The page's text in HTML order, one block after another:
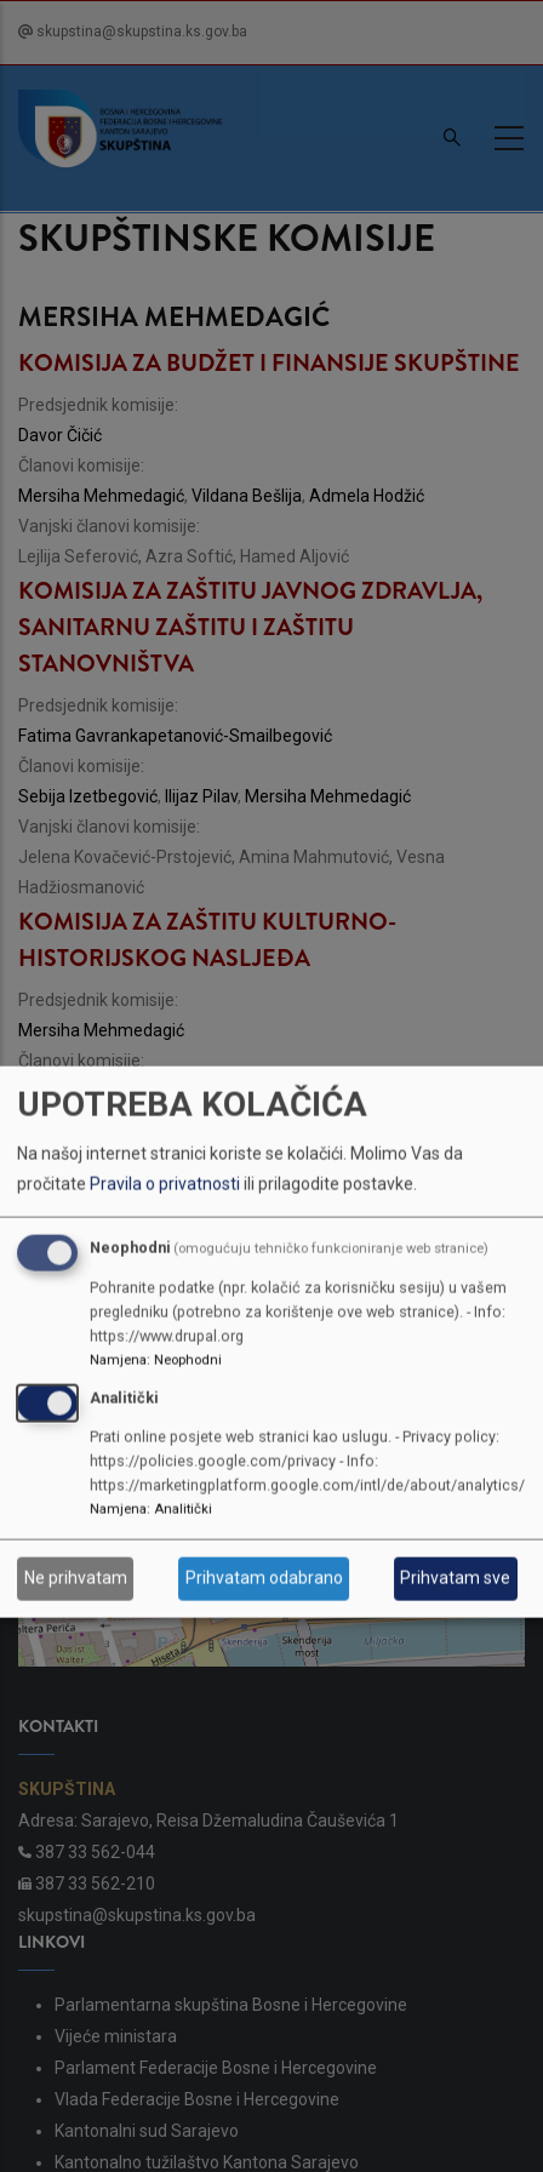
content
skupstina@skupstina.ks.gov.ba
SKUPŠTINSKE KOMISIJE
MERSIHA MEHMEDAGIĆ
KOMISIJA ZA BUDŽET I FINANSIJE SKUPŠTINE
Predsjednik komisije:
Davor Čičić
Članovi komisije:
Mersiha Mehmedagić, Vildana Bešlija, Admela Hodžić
Vanjski članovi komisije:
Lejlija Seferović, Azra Softić, Hamed Aljović
KOMISIJA ZA ZAŠTITU JAVNOG ZDRAVLJA,
SANITARNU ZAŠTITU I ZAŠTITU
STANOVNIŠTVA
Predsjednik komisije:
Fatima Gavrankapetanović-Smailbegović
Članovi komisije:
Sebija Izetbegović, Ilijaz Pilav, Mersiha Mehmedagić
Vanjski članovi komisije:
Jelena Kovačević-Prstojević, Amina Mahmutović, Vesna
Hadžiosmanović
KOMISIJA ZA ZAŠTITU KULTURNO-
HISTORIJSKOG NASLJEĐA
Predsjednik komisije:
Mersiha Mehmedagić
Članovi komisije:
Samir Avdić,Marijela Hašimbegović ,Miomirka Melank
Vanjski članovi komisije:
Emina Džaferović, Alen Kekić, Vedad Smajlović
KONTAKTI
SKUPŠTINA
Adresa: Sarajevo, Reisa Džemaludina Čauševića 1
387 33 562-044
387 33 562-210
skupstina@skupstina.ks.gov.ba
LINKOVI
Parlamentarna skupština Bosne i Hercegovine
Vijeće ministara
Parlament Federacije Bosne i Hercegovine
Vlada Federacije Bosne i Hercegovine
Kantonalni sud Sarajevo
Kantonalno tužilaštvo Kantona Sarajevo
UPOTREBA KOLAČIĆA
Na našoj internet stranici koriste se kolačići. Molimo Vas da
pročitate Pravila o privatnostiili prilagodite postavke.
Neophodni (omogućuju tehničko funkcioniranje web stranice)
Pohranite podatke (npr. kolačić za korisničku sesiju) u vašem
pregledniku (potrebno za korištenje ove web stranice). - Info:
https://www.drupal.org
Namjena: Neophodni
Analitički
Prati online posjete web stranici kao uslugu. - Privacy policy:
https://policies.google.com/privacy - Info:
https://marketingplatform.google.com/intl/de/about/analytics/
Namjena: Analitički
Ne prihvatam Prihvatam odabrano Prihvatam sve